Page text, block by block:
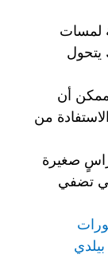
لمسات
يتحول
أن
من
صغيرة
تضفي